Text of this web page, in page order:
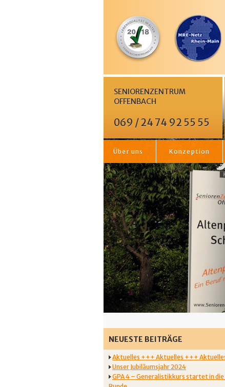
SENIORENZENTRUM
OFFENBACH
069 / 24 74 92 55 55
Über uns Konzeption
NEUESTE BEITRÄGE
Aktuelles +++ Aktuelles +++
Unser Jubiläumsjahr 2024
GPA 4 – Generalistikkurs startet in die